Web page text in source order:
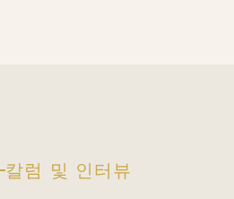
칼럼 및 인터뷰